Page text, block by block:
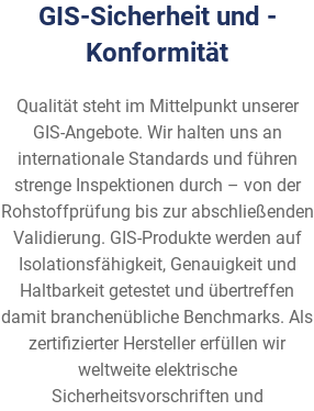
GIS-Sicherheit und -
Konformität
Qualität steht im Mittelpunkt unserer
GIS-Angebote. Wir halten uns an
internationale Standards und führen
strenge Inspektionen durch – von der
Rohstoffprüfung bis zur abschließenden
Validierung. GIS-Produkte werden auf
Isolationsfähigkeit, Genauigkeit und
Haltbarkeit getestet und übertreffen
damit branchenübliche Benchmarks. Als
zertifizierter Hersteller erfüllen wir
weltweite elektrische
Sicherheitsvorschriften und